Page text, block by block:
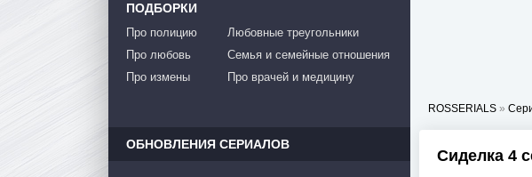
ROSSERIALS »
Сиделка 4
ПОДБОРКИ
Про полицию
Про любовь
Про измены
Любовные треугольники
Семья и семейные отношения
Про врачей и медицину
ОБНОВЛЕНИЯ СЕРИАЛОВ